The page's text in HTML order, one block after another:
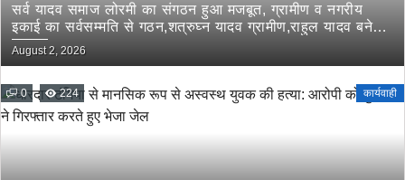
सर्व यादव समाज लोरमी का संगठन हुआ मजबूत, ग्रामीण व नगरीय
इकाई का सर्वसम्मति से गठन,शत्रुघ्न यादव ग्रामीण,राहुल यादव बने
लोरमी शहरी अध्यक्ष
August 2, 2026
0 224 कार्यवाही